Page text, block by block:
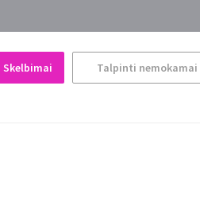
Skelbimai Talpinti nemokamai